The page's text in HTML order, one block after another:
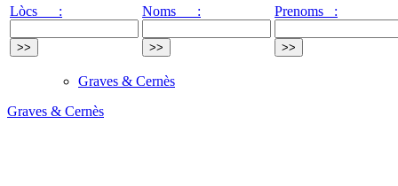
Lòcs :
Noms : Prenoms :
Graves & Cernès
Graves & Cernès